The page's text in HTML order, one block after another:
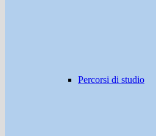
Percorsi di studio